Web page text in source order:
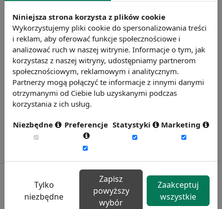
Rynekpracy.pl
Niniejsza strona korzysta z plików cookie
Wykorzystujemy pliki cookie do spersonalizowania treści
i reklam, aby oferować funkcje społecznościowe i
analizować ruch w naszej witrynie. Informacje o tym, jak
korzystasz z naszej witryny, udostępniamy partnerom
społecznościowym, reklamowym i analitycznym.
Partnerzy mogą połączyć te informacje z innymi danymi
otrzymanymi od Ciebie lub uzyskanymi podczas
korzystania z ich usług.
Niezbędne Preferencje Statystyki Marketing
Tylko
niezbędne
Zapisz
powyższy
wybór
Zaakceptuj
wszystkie